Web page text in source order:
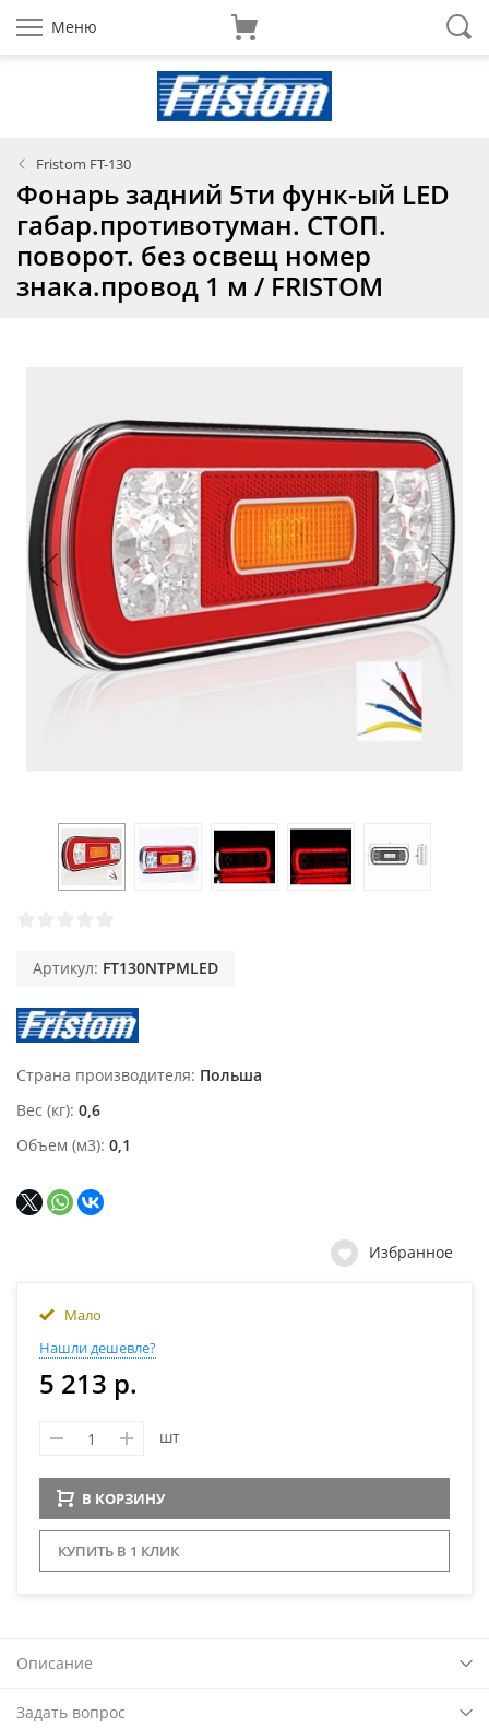
Меню
Fristom FT-130
Фонарь задний 5ти функ-ый LED
габар.противотуман. СТОП.
поворот. без освещ номер
знака.провод 1 м / FRISTOM
Артикул: FT130NTPMLED
Страна производителя Польша
Вес (кг) 0,6
Объем (м3) 0,1
Избранное
Мало
Нашли дешевле?
5 213 р.
шт
В КОРЗИНУ
КУПИТЬ В 1 КЛИК
Описание
Задать вопрос